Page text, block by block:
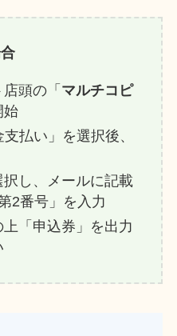
頭の「 マルチコピ
始
払い」を選択後、
択し、メールに記載
2番号」を入力
「申込券」を出力